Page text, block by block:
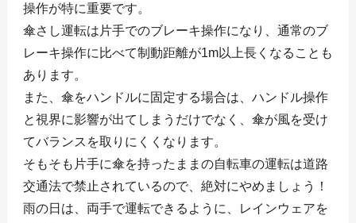
操作が特に重要です。
傘さし運転は片手でのブレーキ操作になり、通常のブ
レーキ操作に比べて制動距離が1m以上長くなることも
あります。
また、傘をハンドルに固定する場合は、ハンドル操作
と視界に影響が出てしまうだけでなく、傘が風を受け
てバランスを取りにくくなります。
そもそも片手に傘を持ったままの自転車の運転は道路
交通法で禁止されているので、絶対にやめましょう！
雨の日は、両手で運転できるように、レインウェアを